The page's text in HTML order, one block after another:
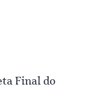
Final do